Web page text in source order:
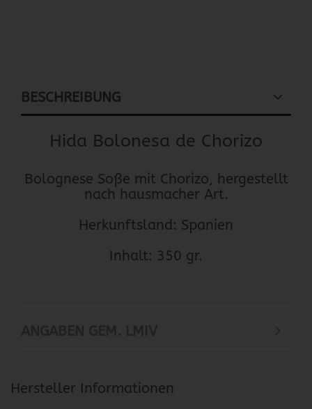
BESCHREIBUNG
Hida Bolonesa de Chorizo
Bolognese Soße mit Chorizo, hergestellt
nach hausmacher Art.
Herkunftsland: Spanien
Inhalt: 350 gr.
Hersteller Informationen